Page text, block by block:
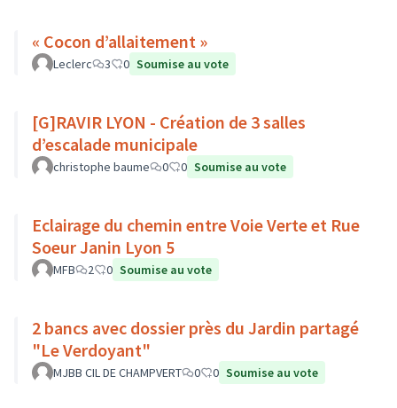
« Cocon d’allaitement »
Leclerc 3 0 Soumise au vote
[G]RAVIR LYON - Création de 3 salles
d’escalade municipale
christophe baume 0 0 Soumise au vote
Eclairage du chemin entre Voie Verte et Rue
Soeur Janin Lyon 5
MFB 2 0 Soumise au vote
2 bancs avec dossier près du Jardin partagé
"Le Verdoyant"
MJBB CIL DE CHAMPVERT 0 0 Soumise au vote